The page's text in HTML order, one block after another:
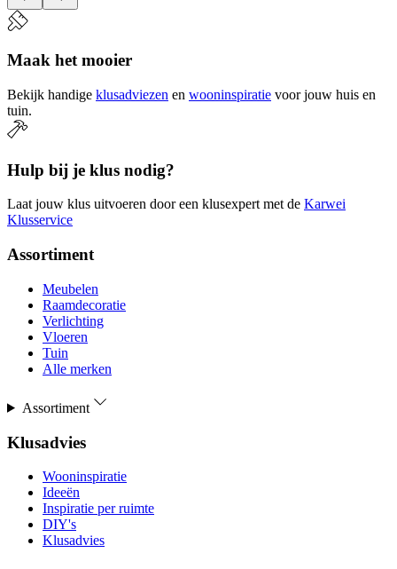
Maak het mooier
Bekijk handige klusadviezen en wooninspiratie voor jouw huis en
tuin.
Hulp bij je klus nodig?
Laat jouw klus uitvoeren door een klusexpert met de Karwei
Klusservice
Assortiment
Meubelen
Raamdecoratie
Verlichting
Vloeren
Tuin
Alle merken
Assortiment
Klusadvies
Wooninspiratie
Ideeën
Inspiratie per ruimte
DIY's
Klusadvies